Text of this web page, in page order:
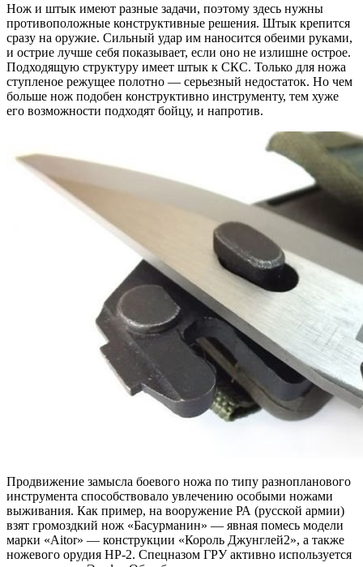
Нож и штык имеют разные задачи, поэтому здесь нужны
противоположные конструктивные решения. Штык крепится
сразу на оружие. Сильный удар им наносится обеими руками,
и острие лучше себя показывает, если оно не излишне острое.
Подходящую структуру имеет штык к СКС. Только для ножа
ступленое режущее полотно — серьезный недостаток. Но чем
больше нож подобен конструктивно инструменту, тем хуже
его возможности подходят бойцу, и напротив.
Продвижение замысла боевого ножа по типу разнопланового
инструмента способствовало увлечению особыми ножами
выживания. Как пример, на вооружение РА (русской армии)
взят громоздкий нож «Басурманин» — явная помесь модели
марки «Aitor» — конструкции «Король Джунглей2», а также
ножевого орудия НР-2. Спецназом ГРУ активно используется